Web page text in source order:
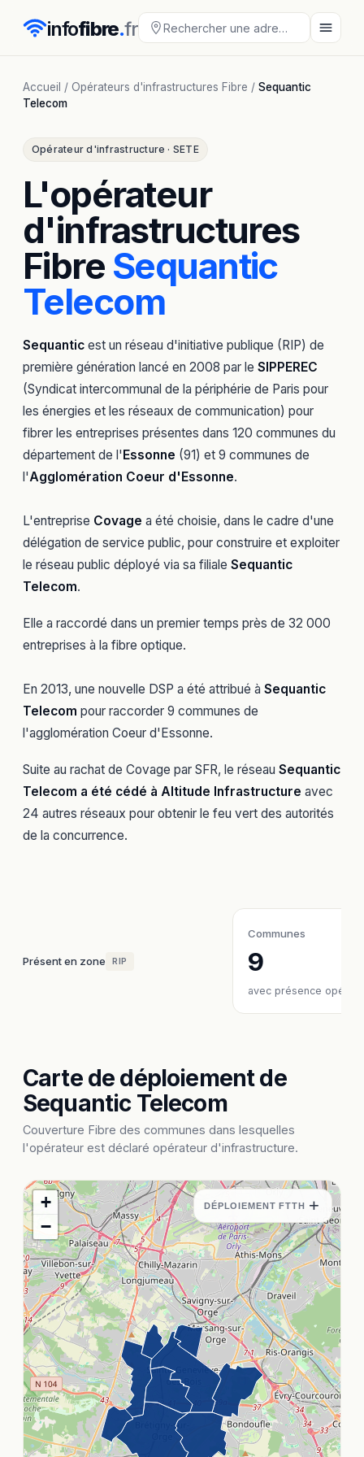
infofibre.fr
Accueil / Opérateurs d'infrastructures Fibre / Sequantic
Telecom
Opérateur d'infrastructure · SETE
L'opérateur
d'infrastructures
Fibre Sequantic
Telecom
Sequantic est un réseau d'initiative publique (RIP) de
première génération lancé en 2008 par le SIPPEREC
(Syndicat intercommunal de la périphérie de Paris pour
les énergies et les réseaux de communication) pour
fibrer les entreprises présentes dans 120 communes du
département de l'Essonne (91) et 9 communes de
l'Agglomération Coeur d'Essonne.
L'entreprise Covage a été choisie, dans le cadre d'une
délégation de service public, pour construire et exploiter
le réseau public déployé via sa filiale Sequantic
Telecom.
Elle a raccordé dans un premier temps près de 32 000
entreprises à la fibre optique.
En 2013, une nouvelle DSP a été attribué à Sequantic
Telecom pour raccorder 9 communes de
l'agglomération Coeur d'Essonne.
Suite au rachat de Covage par SFR, le réseau Sequantic
Telecom a été cédé à Altitude Infrastructure avec
24 autres réseaux pour obtenir le feu vert des autorités
de la concurrence.
Présent en zone RIP
Communes
9
avec présence
Carte de déploiement de
Sequantic Telecom
Couverture Fibre des communes dans lesquelles
l'opérateur est déclaré opérateur d'infrastructure.
+
−
DÉPLOIEMENT FTTH +